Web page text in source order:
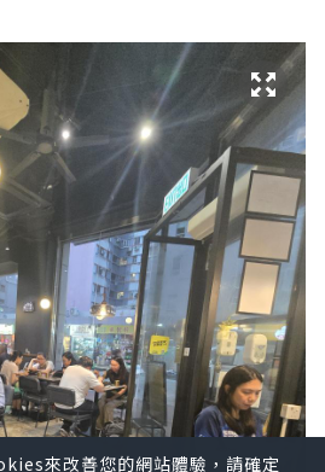
來改善您的網站體驗，請確定